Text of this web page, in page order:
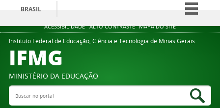
ACESSIBILIDADE ALTO CONTRASTE MAPA DO SITE
BRASIL
Simplifique!
Comunica BR
Legislação
Instituto Federal de Educação, Ciência e Tecnologia de Minas Gerais
IFMG
MINISTÉRIO DA EDUCAÇÃO
Buscar no portal